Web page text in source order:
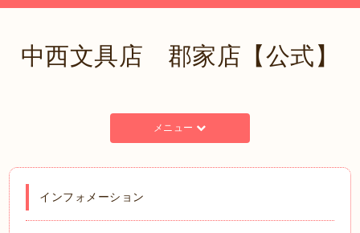
中西文具店 郡家店【公式】
メニュー
インフォメーション